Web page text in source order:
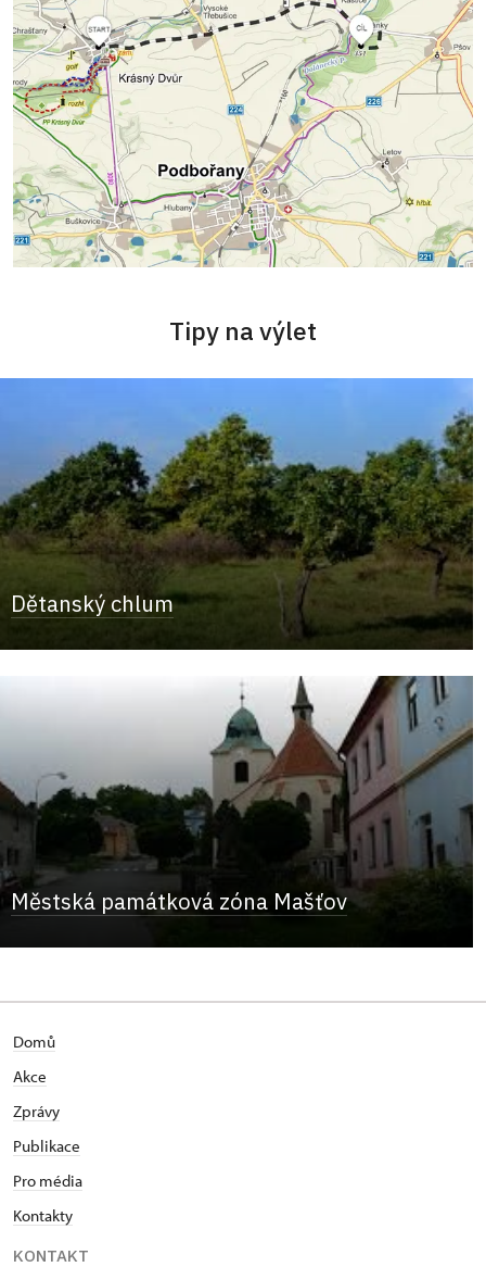
Tipy na výlet
Dětanský chlum
Městská památková zóna Mašťov
Domů
Akce
Zprávy
Publikace
Pro média
Kontakty
KONTAKT